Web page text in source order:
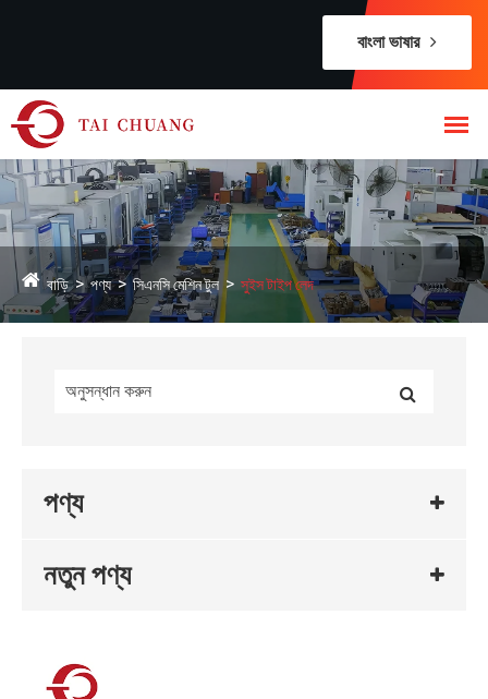
বাংলা ভাষার
বাড়ি পণ্য সিএনসি মেশিন টুল সুইস টাইপ লেদ
পণ্য
নতুন পণ্য